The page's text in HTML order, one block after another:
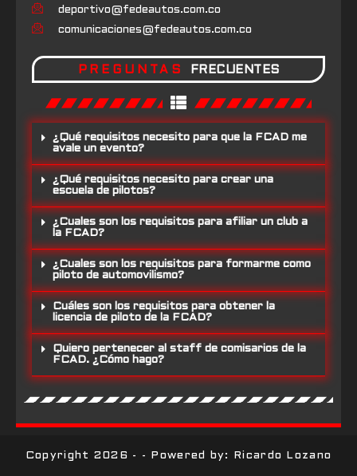
deportivo@fedeautos.com.co
comunicaciones@fedeautos.com.co
PREGUNTAS FRECUENTES
¿Qué requisitos necesito para que la FCAD me
avale un evento?
¿Qué requisitos necesito para crear una
escuela de pilotos?
¿Cuales son los requisitos para afiliar un club a
la FCAD?
¿Cuales son los requisitos para formarme como
piloto de automovilismo?
Cuáles son los requisitos para obtener la
licencia de piloto de la FCAD?
Quiero pertenecer al staff de comisarios de la
FCAD. ¿Cómo hago?
Copyright 2026 - - Powered by: Ricardo Lozano